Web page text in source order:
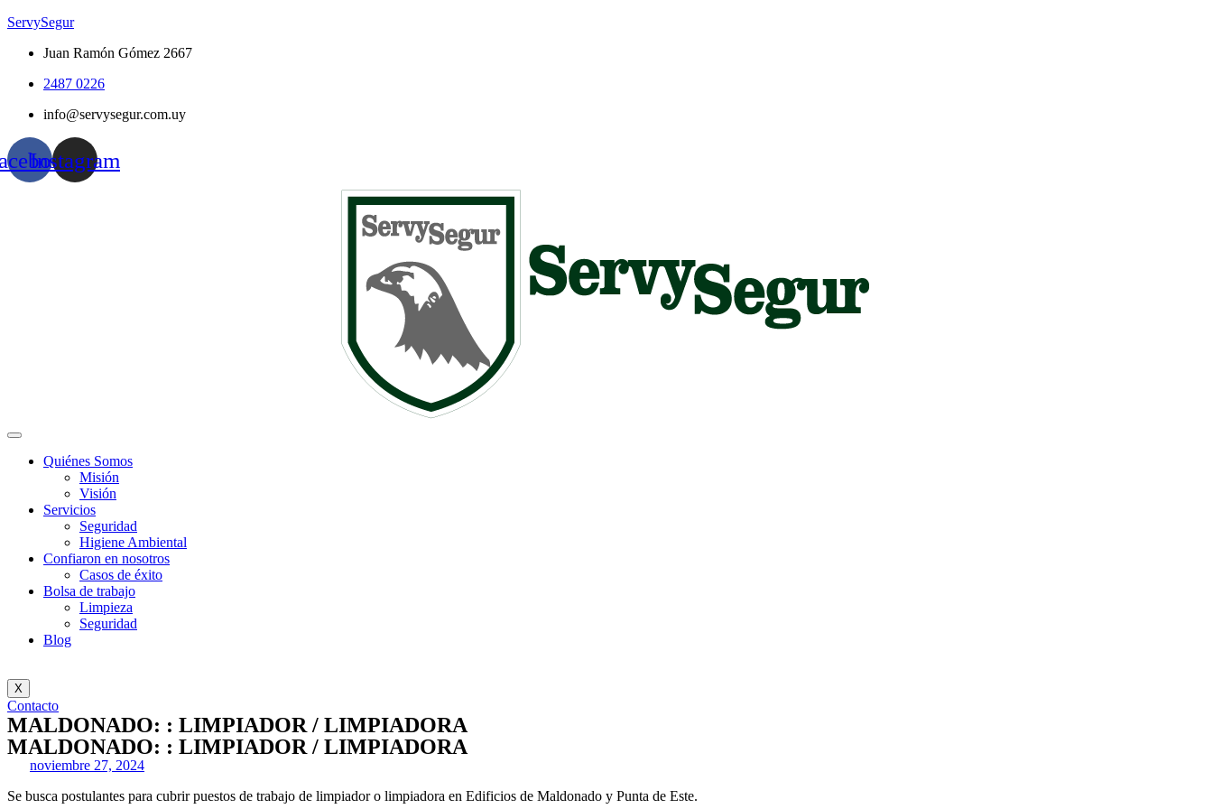
ServySegur
Juan Ramón Gómez 2667
2487 0226
info@servysegur.com.uy
Instagram
Quiénes Somos
Misión
Visión
Servicios
Seguridad
Higiene Ambiental
Confiaron en nosotros
Casos de éxito
Bolsa de trabajo
Limpieza
Seguridad
Blog
X
Contacto
MALDONADO: : LIMPIADOR / LIMPIADORA
MALDONADO: : LIMPIADOR / LIMPIADORA
noviembre 27, 2024
Se busca postulantes para cubrir puestos de trabajo de limpiador o limpiadora en Edificios de Maldonado y Punta de Este.